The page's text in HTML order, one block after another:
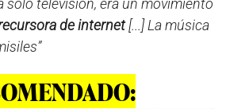
de internet[...] La música